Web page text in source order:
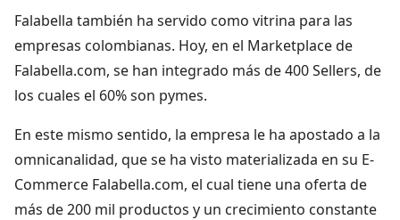
Falabella también ha servido como vitrina para las
empresas colombianas. Hoy, en el Marketplace de
Falabella.com, se han integrado más de 400 Sellers, de
los cuales el 60% son pymes.
En este mismo sentido, la empresa le ha apostado a la
omnicanalidad, que se ha visto materializada en su E-
Commerce Falabella.com, el cual tiene una oferta de
más de 200 mil productos y un crecimiento constante